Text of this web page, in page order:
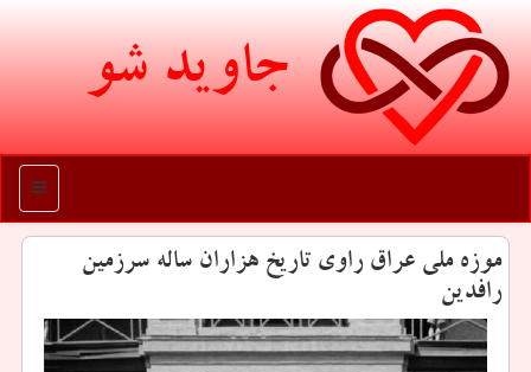
جاوید شو
منو
موزه ملی عراق راوی تاریخ هزاران ساله سرزمین
رافدین